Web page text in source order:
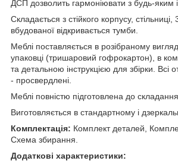
ДСП дозволить гармоніювати з будь-яким
Складається з стійкого корпусу, стільниці,
вбудованої відкривається тумби.
Меблі поставляється в розібраному
упаковці (тришаровий гофрокартон), в
та детальною інструкцією для збірки. Всі
- просвердлені.
Меблі повністю підготовлена до складання.
Виготовляється в стандартному і
Комплектація: Комплект деталей,
Схема збирання.
Додаткові характеристики: